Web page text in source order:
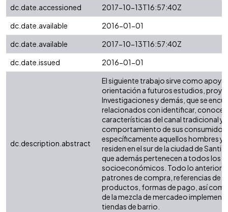
dc.date.accessioned
2017-10-13T16:57:40Z
dc.date.available
2016-01-01
dc.date.available
2017-10-13T16:57:40Z
dc.date.issued
2016-01-01
dc.description.abstract
El siguiente trabajo sirve como
orientación a futuros estudios,
Investigaciones y demás, que se
relacionados con identificar, conocer
características del canal tradicional y
comportamiento de sus
específicamente aquellos hombres y
residen en el sur de la ciudad de
que además pertenecen a todos los
socioeconómicos. Todo lo anterior
patrones de compra, referencias de
productos, formas de pago, así
de la mezcla de mercadeo
tiendas de barrio.